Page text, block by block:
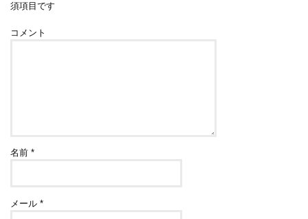
須項目です
コメント
名前*
メール*